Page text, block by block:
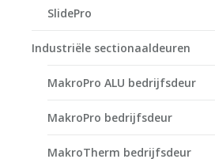
SlidePro
Industriële sectionaaldeuren
MakroPro ALU bedrijfsdeur
MakroPro bedrijfsdeur
MakroTherm bedrijfsdeur